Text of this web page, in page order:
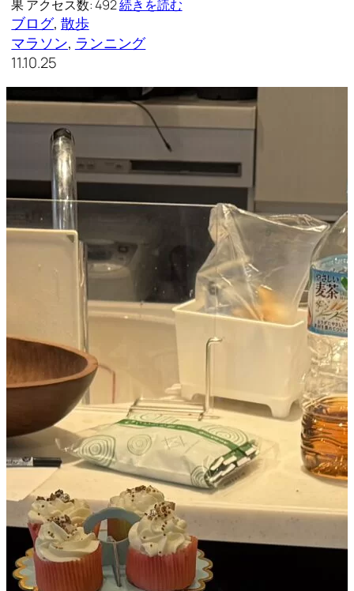
果 アクセス数: 492続きを読む
ブログ, 散歩
マラソン, ランニング
11.10.25